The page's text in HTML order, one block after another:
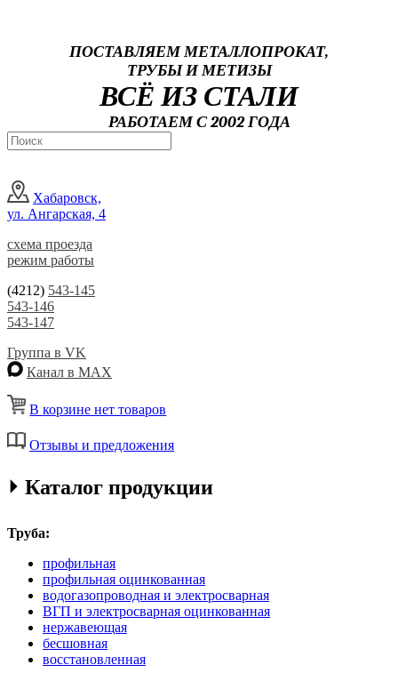
ПОСТАВЛЯЕМ МЕТАЛЛОПРОКАТ,
ТРУБЫ И МЕТИЗЫ
ВСЁ ИЗ СТАЛИ
РАБОТАЕМ С 2002 ГОДА
Хабаровск,
ул. Ангарская, 4
схема проезда
режим работы
(4212) 543-145
543-146
543-147
Группа в VK
Канал в MAX
В корзине нет товаров
Отзывы и предложения
⏵ Каталог продукции
Труба:
профильная
профильная оцинкованная
водогазопроводная и электросварная
ВГП и электросварная оцинкованная
нержавеющая
бесшовная
восстановленная